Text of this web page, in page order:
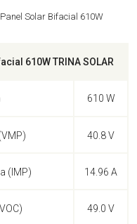
Solar Bifacial 610W
610W TRINA SOLAR
610 W
40.8 V
(IMP) 14.96 A
49.0 V